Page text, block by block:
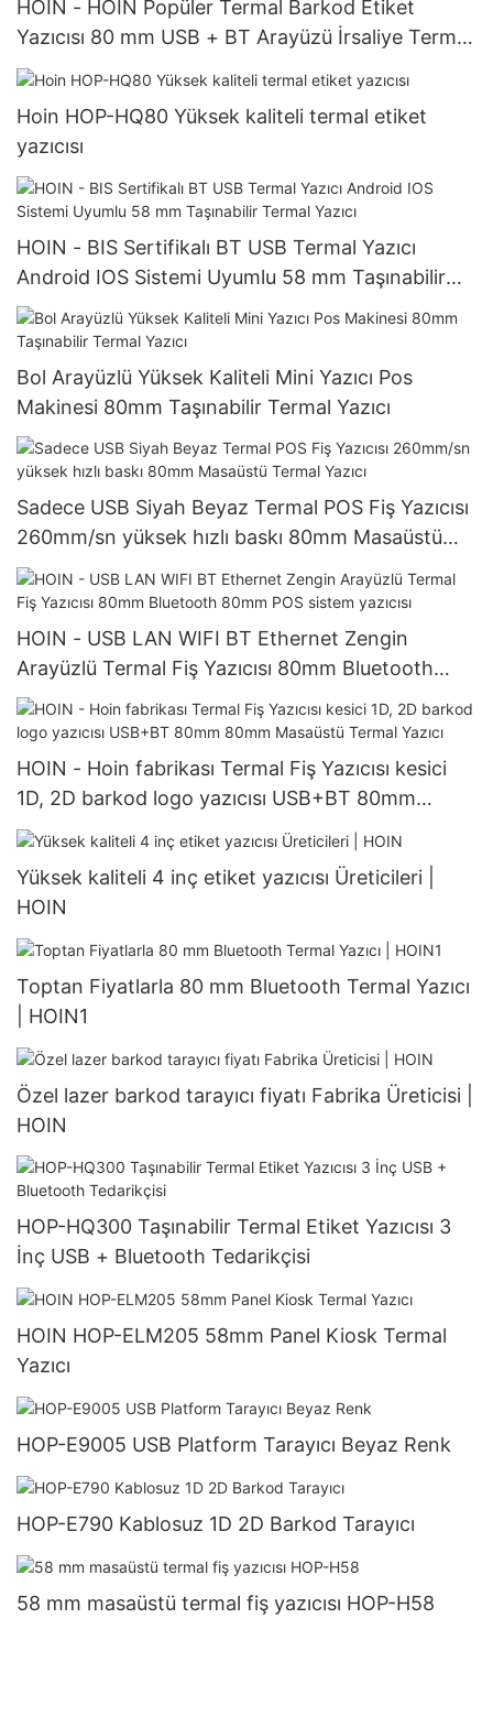
HOIN - HOIN Popüler Termal Barkod Etiket
Yazıcısı 80 mm USB + BT Arayüzü İrsaliye Termal
Etiket Barkod Yazıcısı İçin
Hoin HOP-HQ80 Yüksek kaliteli termal etiket
yazıcısı
HOIN - BIS Sertifikalı BT USB Termal Yazıcı
Android IOS Sistemi Uyumlu 58 mm Taşınabilir
Termal Yazıcı
Bol Arayüzlü Yüksek Kaliteli Mini Yazıcı Pos
Makinesi 80mm Taşınabilir Termal Yazıcı
Sadece USB Siyah Beyaz Termal POS Fiş Yazıcısı
260mm/sn yüksek hızlı baskı 80mm Masaüstü
Termal Yazıcı
HOIN - USB LAN WIFI BT Ethernet Zengin
Arayüzlü Termal Fiş Yazıcısı 80mm Bluetooth
80mm POS sistem yazıcısı
HOIN - Hoin fabrikası Termal Fiş Yazıcısı kesici
1D, 2D barkod logo yazıcısı USB+BT 80mm
80mm Masaüstü Termal Yazıcı
Yüksek kaliteli 4 inç etiket yazıcısı Üreticileri |
HOIN
Toptan Fiyatlarla 80 mm Bluetooth Termal Yazıcı
| HOIN1
Özel lazer barkod tarayıcı fiyatı Fabrika Üreticisi |
HOIN
HOP-HQ300 Taşınabilir Termal Etiket Yazıcısı 3
İnç USB + Bluetooth Tedarikçisi
HOIN HOP-ELM205 58mm Panel Kiosk Termal
Yazıcı
HOP-E9005 USB Platform Tarayıcı Beyaz Renk
HOP-E790 Kablosuz 1D 2D Barkod Tarayıcı
58 mm masaüstü termal fiş yazıcısı HOP-H58